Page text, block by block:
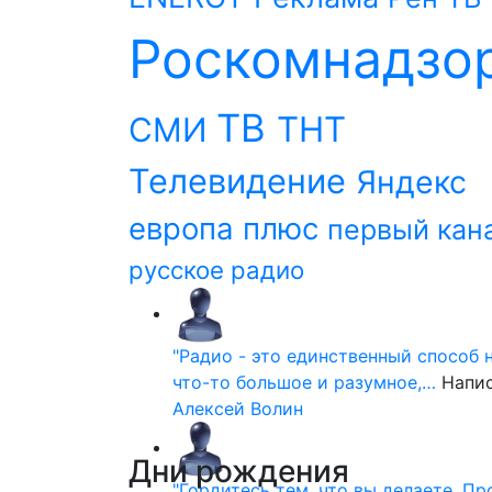
СМИ ТВ ТНТ
Телевидение Яндекс
европа плюс первый
русское радио
"Радио - это единственный способ
что-то большое и разумное,…
Алексей Волин
Днирождения